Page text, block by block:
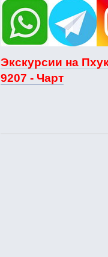
Экскурсии на
9207 - Чарт